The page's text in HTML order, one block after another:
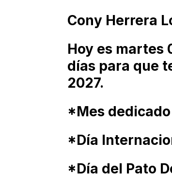
Cony Herrera
Hoy es martes
días para que
2027.
*Mes dedicado
*Día
*Día del Pato